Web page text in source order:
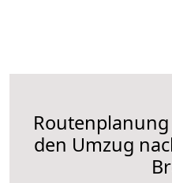
den Umzug